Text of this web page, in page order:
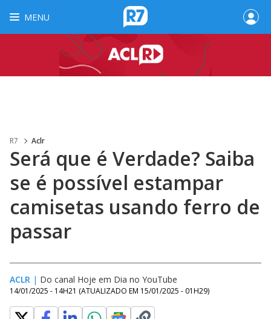
MENU
R7 Aclr
Será que é Verdade? Saiba
se é possível estampar
camisetas usando ferro de
passar
ACLR | Do canal Hoje em Dia no YouTube
14/01/2025 - 14H21 (ATUALIZADO EM 15/01/2025 - 01H29)